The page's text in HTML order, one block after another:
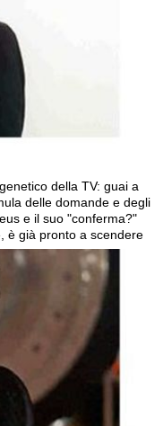
della TV: guai a
delle domande e degli
e il suo "conferma?"
è già pronto a scendere